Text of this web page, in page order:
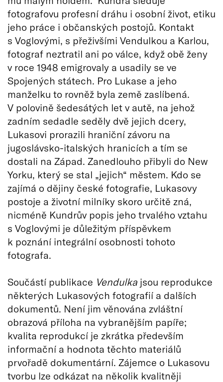
fotografovu profesní dráhu i osobní život, etiku
jeho práce i občanských postojů. Kontakt
s Voglovými, s přeživšími Vendulkou a Karlou,
fotograf neztratil ani po válce, když obě ženy
v roce 1948 emigrovaly a usadily se ve
Spojených státech. Pro Lukase a jeho
manželku to rovněž byla země zaslíbená.
V polovině šedesátých let v autě, na jehož
zadním sedadle seděly dvě jejich dcery,
Lukasovi prorazili hraniční závoru na
jugoslávsko-italských hranicích a tím se
dostali na Západ. Zanedlouho přibyli do New
Yorku, který se stal „jejich“ městem. Kdo se
zajímá o dějiny české fotografie, Lukasovy
postoje a životní milníky skoro určitě zná,
nicméně Kundrův popis jeho trvalého vztahu
s Voglovými je důležitým příspěvkem
k poznání integrální osobnosti tohoto
fotografa.
Součástí publikace Vendulka jsou reprodukce
některých Lukasových fotografií a dalších
dokumentů. Není jim věnována zvláštní
obrazová příloha na vybranějším papíře;
kvalita reprodukcí je zkrátka především
informační a hodnota těchto materiálů
prvořadě dokumentární. Zájemce o Lukasovu
tvorbu lze odkázat na několik kvalitněji